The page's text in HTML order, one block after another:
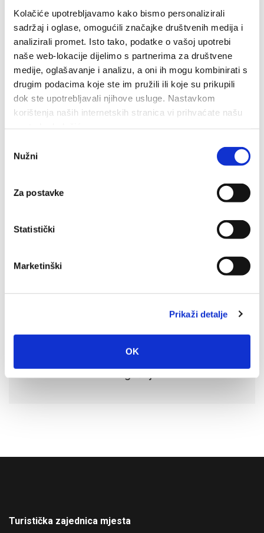
Kolačiće upotrebljavamo kako bismo personalizirali
sadržaj i oglase, omogućili značajke društvenih medija i
analizirali promet. Isto tako, podatke o vašoj upotrebi
naše web-lokacije dijelimo s partnerima za društvene
medije, oglašavanje i analizu, a oni ih mogu kombinirati s
drugim podacima koje ste im pružili ili koje su prikupili
dok ste upotrebljavali njihove usluge. Nastavkom
korištenja naših internetskih stranica vi prihvaćate našu
pristanka
Nužni
Za postavke
Statistički
Marketinški
Prikaži detalje
OK
Zalazak
Događaji
Turistička zajednica mjesta